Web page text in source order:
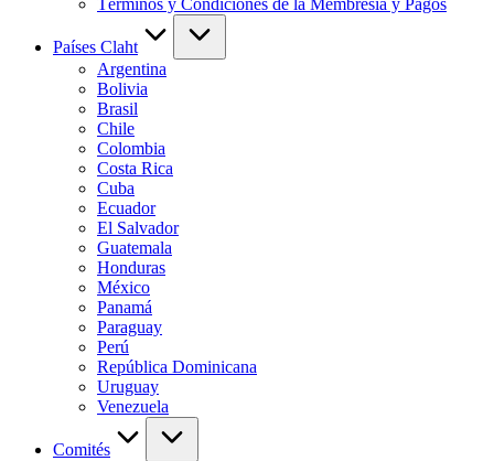
Términos y Condiciones de la Membresía y Pagos
Países Claht
Argentina
Bolivia
Brasil
Chile
Colombia
Costa Rica
Cuba
Ecuador
El Salvador
Guatemala
Honduras
México
Panamá
Paraguay
Perú
República Dominicana
Uruguay
Venezuela
Comités